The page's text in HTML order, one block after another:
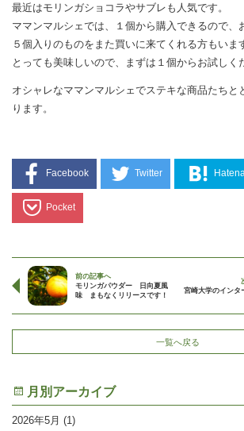
最近はモリンガショコラやサブレも人気です。
ママンマルシェでは、１個から購入できるので、
５個入りのものをまた買いに来てくれる方もいま
とっても美味しいので、まずは１個からお試しく
オシャレなママンマルシェでステキな商品たちと
ります。
Facebook Twitter Hatena
Pocket
前の記事へ
モリンガパウダー 日向夏風
味 まもなくリリースです！
宮崎大学のインタ
一覧へ戻る
月別アーカイブ
2026年5月 (1)